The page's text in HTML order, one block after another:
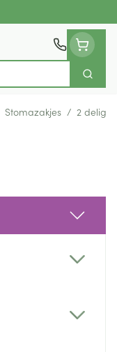
Zoek
Stomazakjes / 2 delig